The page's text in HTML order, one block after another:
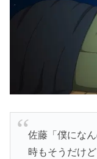
佐藤「僕にな
時もそうだけ